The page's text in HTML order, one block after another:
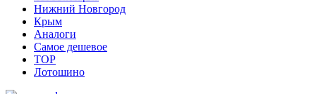
Нижний Новгород
Крым
Аналоги
Самое дешевое
TOP
Лотошино